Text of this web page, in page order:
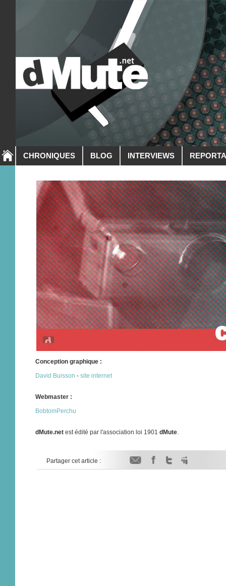
CHRONIQUES BLOG INTERVIEWS
Conception graphique :
David Buisson - site internet
Webmaster :
BobtomPerchu
dMute.net est édité par l'association loi 1901 dMute.
Partager cet article :